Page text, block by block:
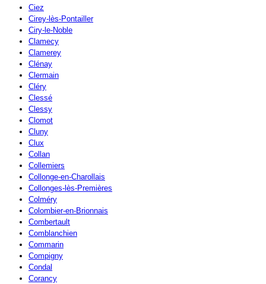
Ciez
Cirey-lès-Pontailler
Ciry-le-Noble
Clamecy
Clamerey
Clénay
Clermain
Cléry
Clessé
Clessy
Clomot
Cluny
Clux
Collan
Collemiers
Collonge-en-Charollais
Collonges-lès-Premières
Colméry
Colombier-en-Brionnais
Combertault
Comblanchien
Commarin
Compigny
Condal
Corancy